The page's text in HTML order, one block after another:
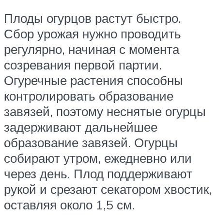
Плоды огурцов растут быстро.
Сбор урожая нужно проводить
регулярно, начиная с момента
созревания первой партии.
Огуречные растения способны
контролировать образование
завязей, поэтому неснятые огурцы
задерживают дальнейшее
образование завязей. Огурцы
собирают утром, ежедневно или
через день. Плод поддерживают
рукой и срезают секатором хвостик,
оставляя около 1,5 см.